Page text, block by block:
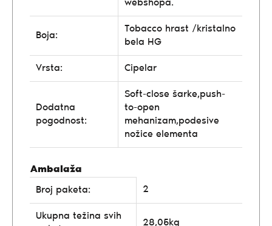
webshopa.
Boja:
Tobacco hrast /kristalno
bela HG
Vrsta: Cipelar
Dodatna
pogodnost:
Soft-close šarke,push-
to-open
mehanizam,podesive
nožice elementa
Ambalaža
Broj paketa:
2
Ukupna težina svih
28,05kg